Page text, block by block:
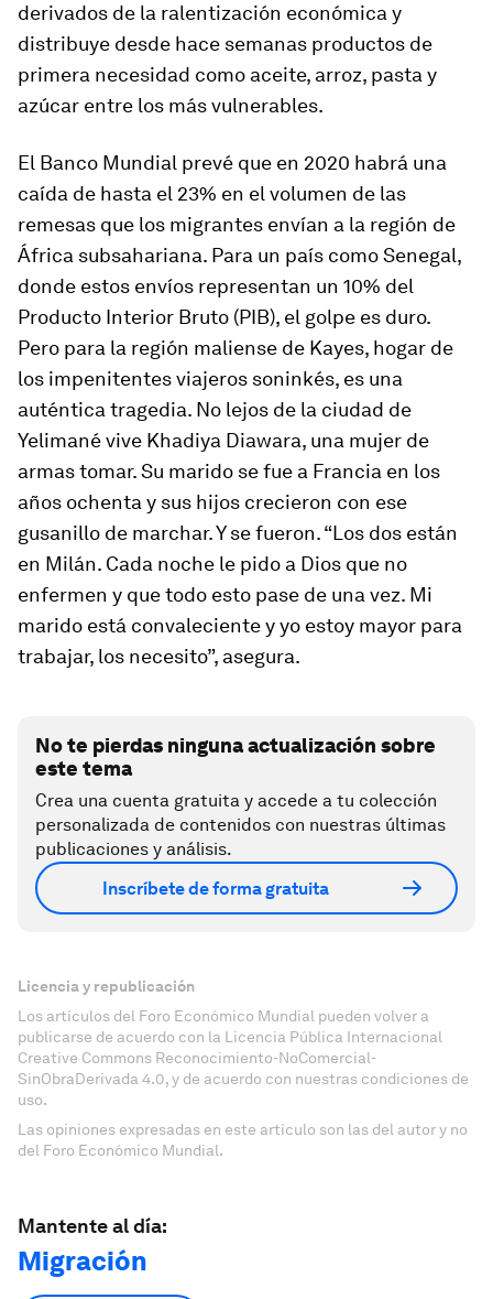
derivados de la ralentización económica y
distribuye desde hace semanas productos de
primera necesidad como aceite, arroz, pasta y
azúcar entre los más vulnerables.
El Banco Mundial prevé que en 2020 habrá una
caída de hasta el 23% en el volumen de las
remesas que los migrantes envían a la región de
África subsahariana. Para un país como Senegal,
donde estos envíos representan un 10% del
Producto Interior Bruto (PIB), el golpe es duro.
Pero para la región maliense de Kayes, hogar de
los impenitentes viajeros soninkés, es una
auténtica tragedia. No lejos de la ciudad de
Yelimané vive Khadiya Diawara, una mujer de
armas tomar. Su marido se fue a Francia en los
años ochenta y sus hijos crecieron con ese
gusanillo de marchar. Y se fueron. “Los dos están
en Milán. Cada noche le pido a Dios que no
enfermen y que todo esto pase de una vez. Mi
marido está convaleciente y yo estoy mayor para
trabajar, los necesito”, asegura.
No te pierdas ninguna actualización sobre
este tema
Crea una cuenta gratuita y accede a tu colección
personalizada de contenidos con nuestras últimas
publicaciones y análisis.
Inscríbete de forma gratuita
Licencia y republicación
Los artículos del Foro Económico Mundial pueden volver a
publicarse de acuerdo con la Licencia Pública Internacional
Creative Commons Reconocimiento-NoComercial-
SinObraDerivada 4.0, y de acuerdo con nuestras condiciones de
uso.
Las opiniones expresadas en este artículo son las del autor y no
del Foro Económico Mundial.
Mantente al día:
Migración